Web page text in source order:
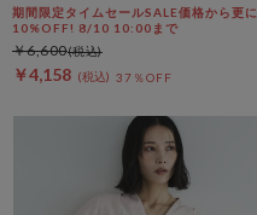
期間限定タイムセールSALE価格から更に
10%OFF! 8/10 10:00まで
￥4,158 37％OFF
￥6,600